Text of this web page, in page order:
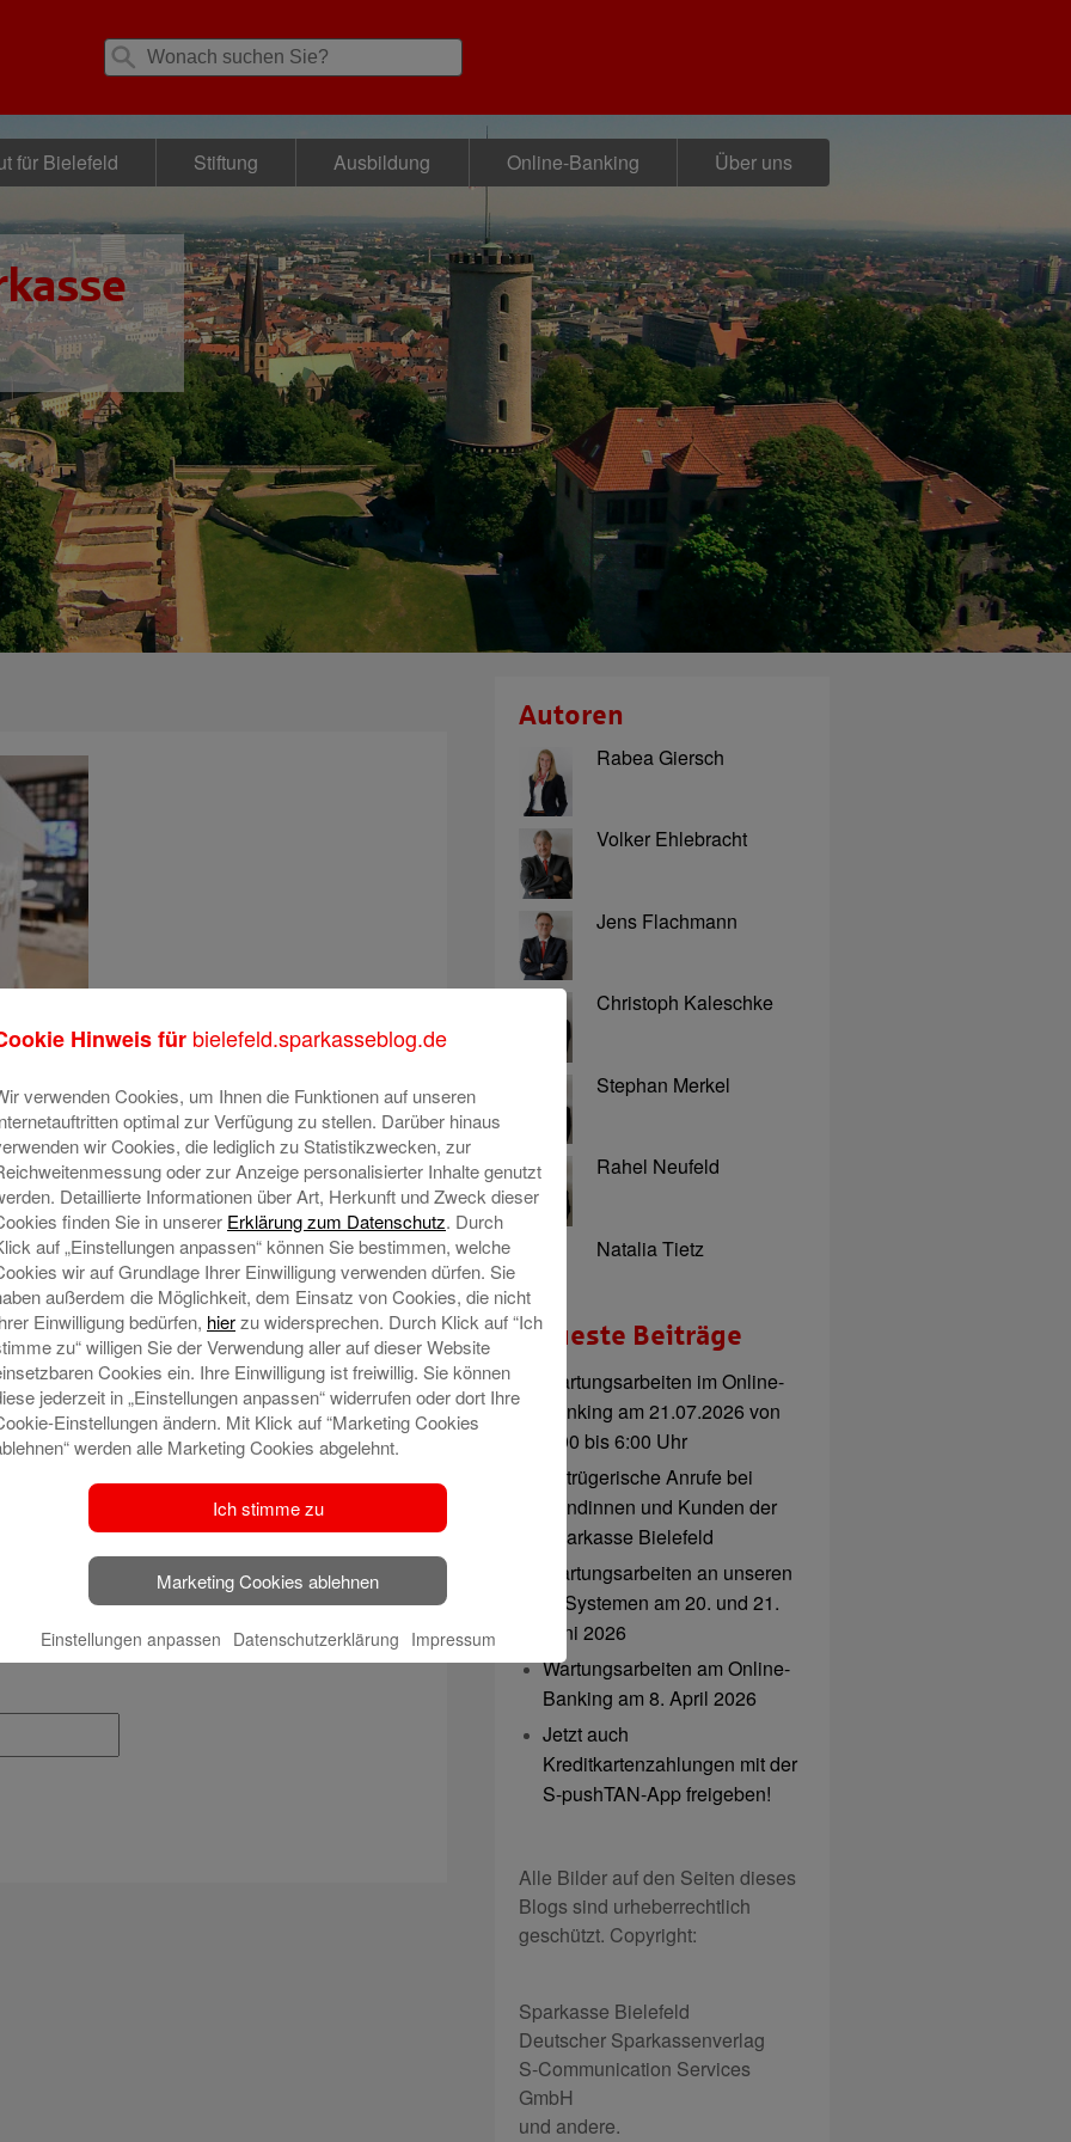
für Bielefeld Stiftung Ausbildung Online-Banking Über uns
veröffentlicht. Erforderliche Felder sind mit*
und meine Website in diesem Browser
Autoren
Rabea Giersch
Volker Ehlebracht
Jens Flachmann
Christoph Kaleschke
Stephan Merkel
Rahel Neufeld
Natalia Tietz
Neueste Beiträge
Wartungsarbeiten im Online-
Banking am 21.07.2026 von
3:00 bis 6:00 Uhr
Betrügerische Anrufe bei
Kundinnen und Kunden der
Sparkasse Bielefeld
Wartungsarbeiten an unseren
IT-Systemen am 20. und 21.
Juni 2026
Wartungsarbeiten am Online-
Banking am 8. April 2026
Jetzt auch
Kreditkartenzahlungen mit der
S-pushTAN-App freigeben!
Alle Bilder auf den Seiten dieses
Blogs sind urheberrechtlich
geschützt. Copyright:
Sparkasse Bielefeld
Deutscher Sparkassenverlag
S-Communication Services
GmbH
und andere.
Hinweis für bielefeld.sparkasseblog.de
verwenden Cookies, um Ihnen die Funktionen auf unseren
optimal zur Verfügung zu stellen. Darüber hinaus
wir Cookies, die lediglich zu Statistikzwecken, zur
oder zur Anzeige personalisierter Inhalte genutzt
Detaillierte Informationen über Art, Herkunft und Zweck dieser
finden Sie in unserer Erklärung zum Datenschutz. Durch
auf „Einstellungen anpassen“ können Sie bestimmen, welche
wir auf Grundlage Ihrer Einwilligung verwenden dürfen. Sie
außerdem die Möglichkeit, dem Einsatz von Cookies, die nicht
Einwilligung bedürfen, hierzu widersprechen. Durch Klick auf “Ich
zu“ willigen Sie der Verwendung aller auf dieser Website
Cookies ein. Ihre Einwilligung ist freiwillig. Sie können
jederzeit in „Einstellungen anpassen“ widerrufen oder dort Ihre
Einstellungen ändern. Mit Klick auf “Marketing Cookies
werden alle Marketing Cookies abgelehnt.
Ich stimme zu
Marketing Cookies ablehnen
Einstellungen anpassen Datenschutzerklärung Impressum